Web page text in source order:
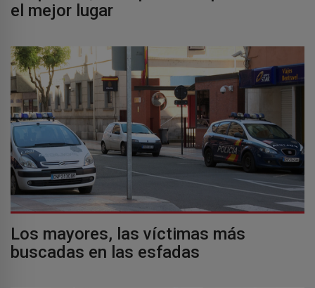
el mejor lugar
Los mayores, las víctimas más
buscadas en las esfadas